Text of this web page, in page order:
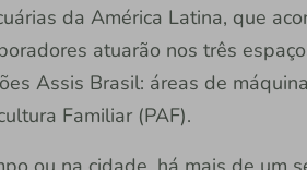
da América Latina, que
atuarão nos três
Assis Brasil: áreas de
Familiar (PAF).